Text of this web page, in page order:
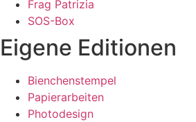
Frag Patrizia
SOS-Box
Eigene Editionen
Bienchenstempel
Papierarbeiten
Photodesign